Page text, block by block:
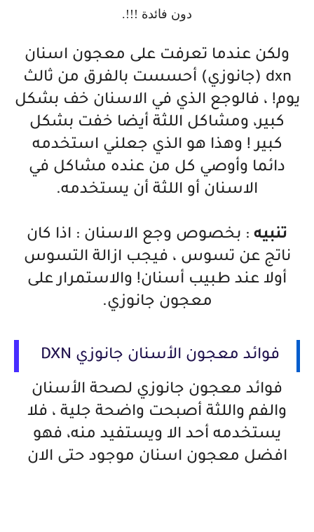
دون فائدة !!!.
ولكن عندما تعرفت على معجون اسنان
dxn (جانوزي) أحسست بالفرق من ثالث
يوم! ، فالوجع الذي في الاسنان خف بشكل
كبير، ومشاكل اللثة أيضا خفت بشكل
كبير ! وهذا هو الذي جعلني استخدمه
دائما وأوصي كل من عنده مشاكل في
الاسنان أو اللثة أن يستخدمه.
تنبيه : بخصوص وجع الاسنان : اذا كان
ناتج عن تسوس ، فيجب ازالة التسوس
أولا عند طبيب أسنان! والاستمرار على
معجون جانوزي.
فوائد معجون الأسنان جانوزي DXN
فوائد معجون جانوزي لصحة الأسنان
والفم واللثة أصبحت واضحة جلية ، فلا
يستخدمه أحد الا ويستفيد منه، فهو
افضل معجون اسنان موجود حتى الان